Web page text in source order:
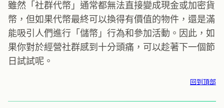
雖然「社群代幣」通常都無法直接變成現金或加密貨
幣，但如果代幣最終可以換得有價值的物件，還是滿
能吸引人們進行「儲幣」行為和參加活動。因此，如
果你對於經營社群感到十分頭痛，可以趁著下一個節
日試試呢。
回到頂部